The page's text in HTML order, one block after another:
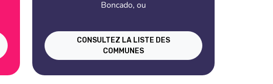
Boncado, ou
CONSULTEZ LA LISTE DES
COMMUNES